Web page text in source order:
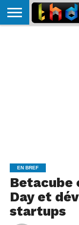
EN BREF
Betacube
Day et
startups